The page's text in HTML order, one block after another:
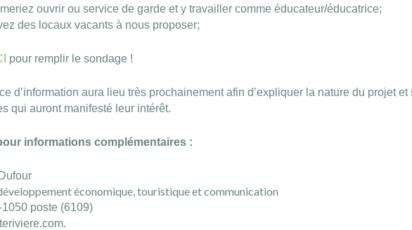
ouvrir ou service de garde et y travailler comme éducateur/éducatrice;
des locaux vacants à nous proposer;
pour remplir le sondage !
d’information aura lieu très prochainement afin d’expliquer la nature du projet
qui auront manifesté leur intérêt.
informations complémentaires :
économique, touristique et communication
poste (6109)
.